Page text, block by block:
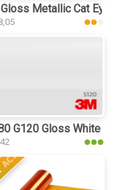
Metallic Cat
G120 Gloss White